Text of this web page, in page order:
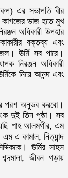
এর সভাপতি বীর
কাগজের ভাজ হতে মুখ
অধিকারী উপহার
বক্তব্য এবং
ঊর্মি সব পারে।
নিরঞ্জন অধিকারী
নিয়ে আনন্দ এবং
পরশ অনুভব করবো।
দুই তিন পৃষ্ঠা। সব
শাহ আলমগীর, এম
এ কামাল, নিত্যান্দ
ঊর্মির সাহস
জীবন গড়ায়